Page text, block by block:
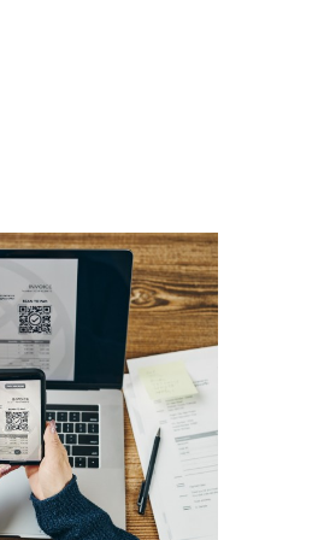
de cómo
que se materialicen
en el capital,
durante el año
anterior, así: